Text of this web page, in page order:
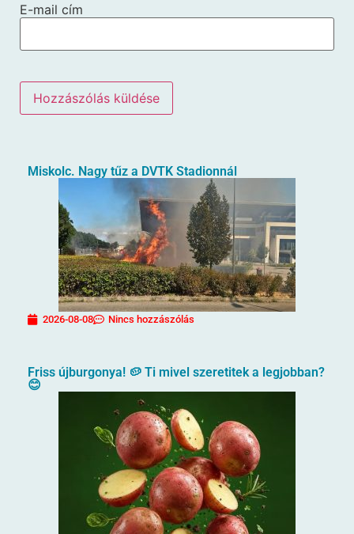
E-mail cím
Miskolc. Nagy tűz a DVTK Stadionnál
2026-08-08 Nincs hozzászólás
Friss újburgonya! 🥔 Ti mivel szeretitek a legjobban?
😊